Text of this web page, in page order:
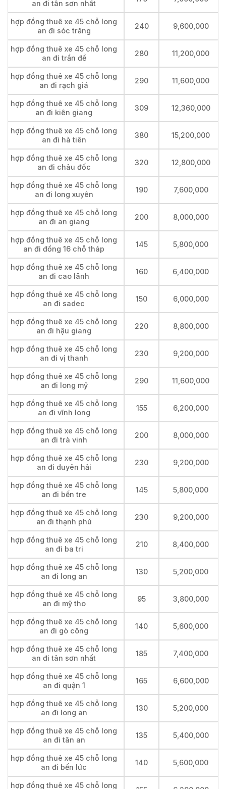
an đi tân sơn nhất
hợp đồng thuê xe 45 chỗ long
an đi sóc trăng
240 9,600,000
hợp đồng thuê xe 45 chỗ long
an đi trần đề
280 11,200,000
hợp đồng thuê xe 45 chỗ long
an đi rạch giá
290 11,600,000
hợp đồng thuê xe 45 chỗ long
an đi kiên giang
309 12,360,000
hợp đồng thuê xe 45 chỗ long
an đi hà tiên
380 15,200,000
hợp đồng thuê xe 45 chỗ long
an đi châu đốc
320 12,800,000
hợp đồng thuê xe 45 chỗ long
an đi long xuyên
190 7,600,000
hợp đồng thuê xe 45 chỗ long
an đi an giang
200 8,000,000
hợp đồng thuê xe 45 chỗ long
an đi đồng 16 chỗ tháp
145 5,800,000
hợp đồng thuê xe 45 chỗ long
an đi cao lãnh
160 6,400,000
hợp đồng thuê xe 45 chỗ long
an đi sadec
150 6,000,000
hợp đồng thuê xe 45 chỗ long
an đi hậu giang
220 8,800,000
hợp đồng thuê xe 45 chỗ long
an đi vị thanh
230 9,200,000
hợp đồng thuê xe 45 chỗ long
an đi long mỹ
290 11,600,000
hợp đồng thuê xe 45 chỗ long
an đi vĩnh long
155 6,200,000
hợp đồng thuê xe 45 chỗ long
an đi trà vinh
200 8,000,000
hợp đồng thuê xe 45 chỗ long
an đi duyên hải
230 9,200,000
hợp đồng thuê xe 45 chỗ long
an đi bến tre
145 5,800,000
hợp đồng thuê xe 45 chỗ long
an đi thạnh phú
230 9,200,000
hợp đồng thuê xe 45 chỗ long
an đi ba tri
210 8,400,000
hợp đồng thuê xe 45 chỗ long
an đi long an
130 5,200,000
hợp đồng thuê xe 45 chỗ long
an đi mỹ tho
95 3,800,000
hợp đồng thuê xe 45 chỗ long
an đi gò công
140 5,600,000
hợp đồng thuê xe 45 chỗ long
an đi tân sơn nhất
185 7,400,000
hợp đồng thuê xe 45 chỗ long
an đi quận 1
165 6,600,000
hợp đồng thuê xe 45 chỗ long
an đi long an
130 5,200,000
hợp đồng thuê xe 45 chỗ long
an đi tân an
135 5,400,000
hợp đồng thuê xe 45 chỗ long
an đi bến lức
140 5,600,000
hợp đồng thuê xe 45 chỗ long